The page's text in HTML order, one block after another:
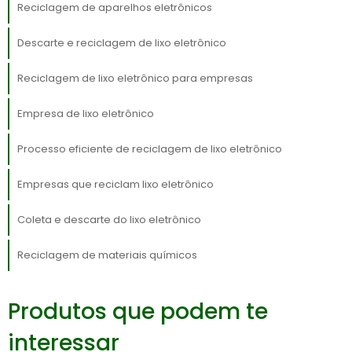
de trabalho em diversas etapas do processo,
refinação e venda de materiais reciclados.
Portanto, a reciclagem de lixo eletrônico é
ambiental, mas também para o
promoção de uma economia circular.
PROCESSOS E TÉCNICAS DE
RECICLAGEM
eletrônico são complexos e requerem uma
recuperação segura e eficaz dos materiais.
O primeiro passo geralmente envolve a
Reciclagem de aparelhos eletrônicos
Descarte e reciclagem de lixo eletrônico
Reciclagem de lixo eletrônico para empresas
Empresa de lixo eletrônico
Processo eficiente de reciclagem de lixo eletrônico
Empresas que reciclam lixo eletrônico
Coleta e descarte do lixo eletrônico
Reciclagem de materiais químicos
Produtos que podem te
interessar